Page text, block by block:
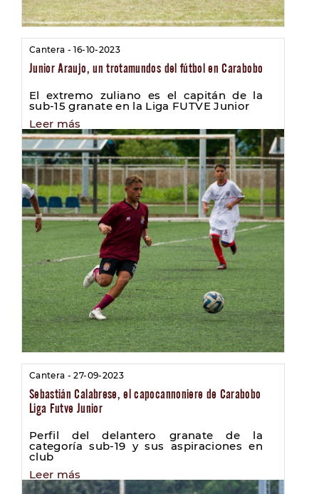
Cantera - 16-10-2023
Junior Araujo, un trotamundos del fútbol en Carabobo
El extremo zuliano es el capitán de la
sub-15 granate en la Liga FUTVE Junior
Leer más
Cantera - 27-09-2023
Sebastián Calabrese, el capocannoniere de Carabobo
Liga Futve Junior
Perfil del delantero granate de la
categoría sub-19 y sus aspiraciones en
club
Leer más